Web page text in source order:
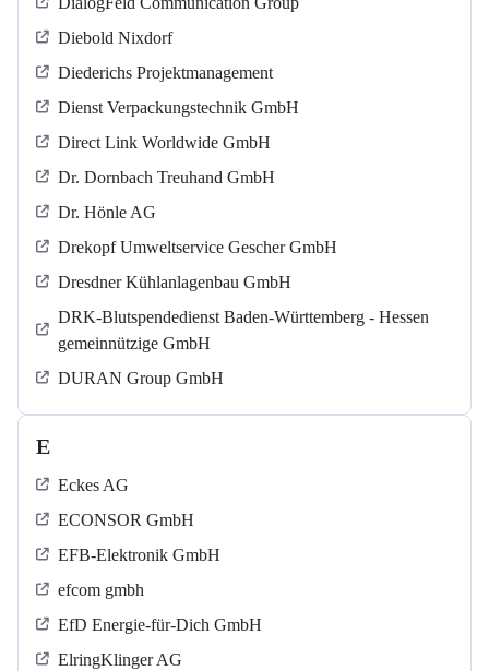
Diebold Nixdorf
Diederichs Projektmanagement
Dienst Verpackungstechnik GmbH
Direct Link Worldwide GmbH
Dr. Dornbach Treuhand GmbH
Dr. Hönle AG
Drekopf Umweltservice Gescher GmbH
Dresdner Kühlanlagenbau GmbH
DRK-Blutspendedienst Baden-Württemberg - Hessen
gemeinnützige GmbH
DURAN Group GmbH
E
Eckes AG
ECONSOR GmbH
EFB-Elektronik GmbH
efcom gmbh
EfD Energie-für-Dich GmbH
ElringKlinger AG